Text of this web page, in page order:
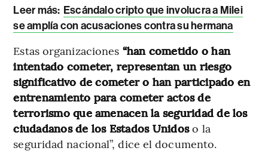
Leer más: Escándalo cripto que involucra a Milei
se amplía con acusaciones contra su hermana
Estas organizaciones “han cometido o han
intentado cometer, representan un riesgo
significativo de cometer o han participado en
entrenamiento para cometer actos de
terrorismo que amenacen la seguridad de los
ciudadanos de los Estados Unidoso la
seguridad nacional”, dice el documento.